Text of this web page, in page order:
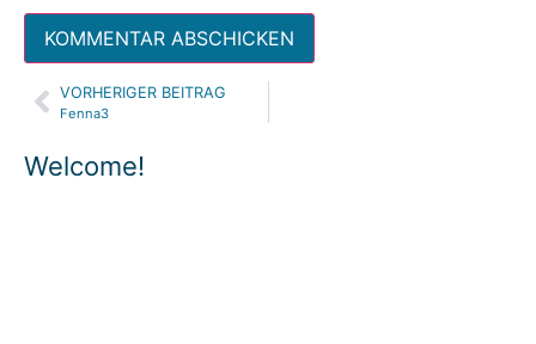
Welcome!
Alternative:
VORHERIGER BEITRAG
Fenna3